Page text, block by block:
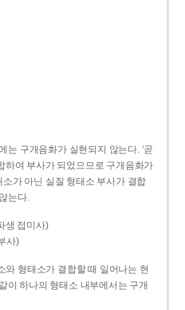
는 구개음화가 실현되지 않는다. ‘곧
하여 부사가 되었으므로 구개음화가
소가 아닌 실질 형태소 부사가 결합
는다.
생 접미사)
사)
와 형태소가 결합할 때 일어나는 현
이 하나의 형태소 내부에서는 구개